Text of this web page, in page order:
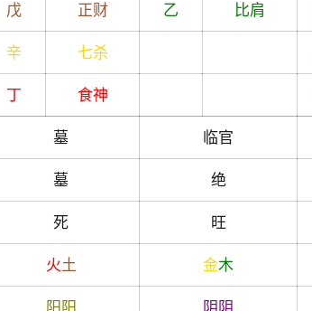
戊 正财 乙 比肩
辛 七杀
丁 食神
墓 临官
墓 绝
死 旺
火土 金木
阳 阳 阴 阴